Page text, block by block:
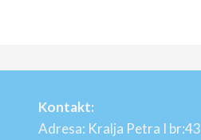
Kontakt:
Adresa: Kralja Petra I br:43